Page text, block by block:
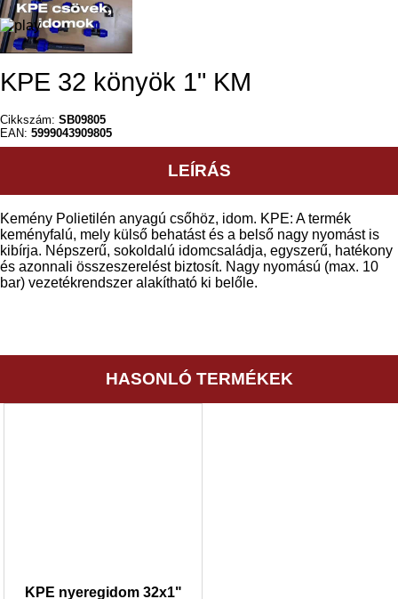
KPE 32 könyök 1" KM
Cikkszám: SB09805
EAN: 5999043909805
LEÍRÁS
Kemény Polietilén anyagú csőhöz, idom. KPE: A termék
keményfalú, mely külső behatást és a belső nagy nyomást is
kibírja. Népszerű, sokoldalú idomcsaládja, egyszerű, hatékony
és azonnali összeszerelést biztosít. Nagy nyomású (max. 10
bar) vezetékrendszer alakítható ki belőle.
HASONLÓ TERMÉKEK
KPE nyeregidom 32x1"